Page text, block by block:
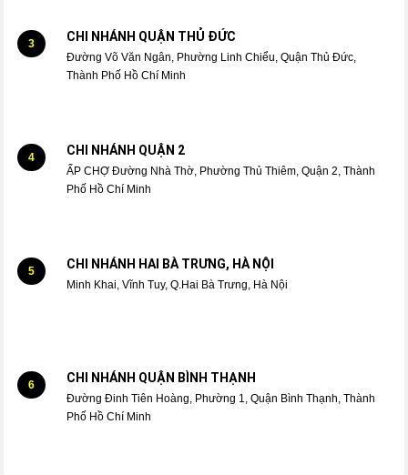
3 CHI NHÁNH QUẬN THỦ ĐỨC
Đường Võ Văn Ngân, Phường Linh Chiểu, Quận Thủ Đức,
Thành Phố Hồ Chí Minh
4 CHI NHÁNH QUẬN 2
ẤP CHỢ Đường Nhà Thờ, Phường Thủ Thiêm, Quận 2, Thành
Phố Hồ Chí Minh
5 CHI NHÁNH HAI BÀ TRƯNG, HÀ NỘI
Minh Khai, Vĩnh Tuy, Q.Hai Bà Trưng, Hà Nội
6 CHI NHÁNH QUẬN BÌNH THẠNH
Đường Đinh Tiên Hoàng, Phường 1, Quận Bình Thạnh, Thành
Phố Hồ Chí Minh